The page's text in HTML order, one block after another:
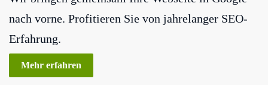
nach vorne. Profitieren Sie von jahrelanger SEO-
Erfahrung.
Mehr erfahren